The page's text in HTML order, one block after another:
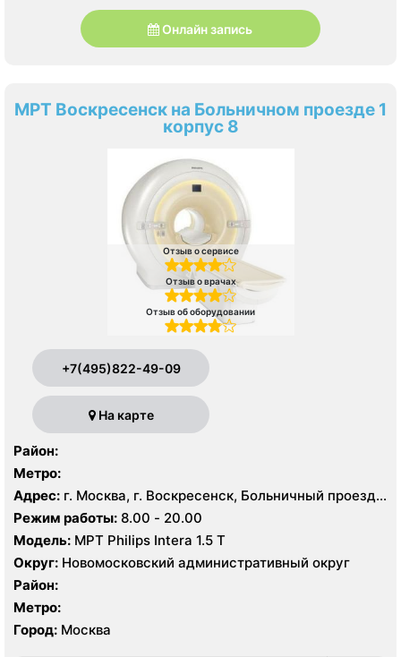
Онлайн запись
МРТ Воскресенск на Больничном проезде 1
корпус 8
Отзыв о сервисе
Отзыв о врачах
Отзыв об оборудовании
+7(495)822-49-09
На карте
Район:
Метро:
Адрес: г. Москва, г. Воскресенск, Больничный проезд,
д. 1, корп. 8
Режим работы: 8.00 - 20.00
Модель: МРТ Philips Intera 1.5 T
Округ: Новомосковский административный округ
Район:
Метро:
Город: Москва